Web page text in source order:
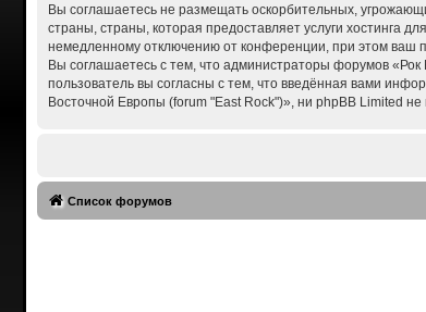
Вы соглашаетесь не размещать оскорбительных,
страны, страны, которая предоставляет услуги хостинга
немедленному отключению от конференции, при этом ваш
Вы соглашаетесь с тем, что администраторы форумов
пользователь вы согласны с тем, что введённая вами
Восточной Европы (forum "East Rock")», ни phpBB Limited не
Список форумов